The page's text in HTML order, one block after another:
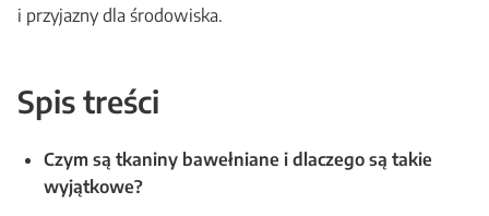
i przyjazny dla środowiska.
Spis treści
Czym są tkaniny bawełniane i dlaczego są takie
wyjątkowe?